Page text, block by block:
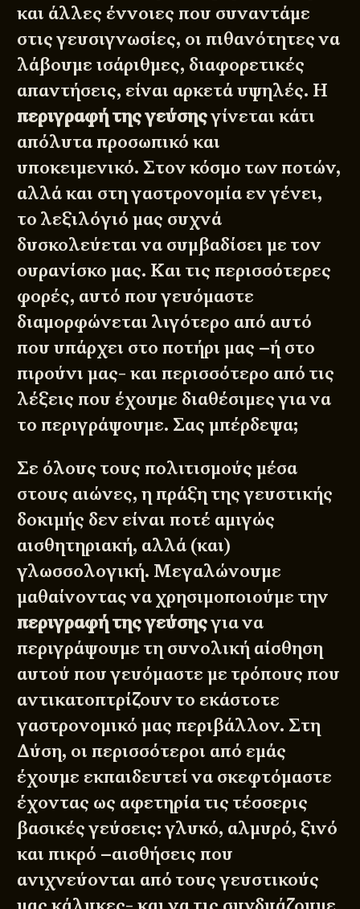
και άλλες έννοιες που συναντάμε
στις γευσιγνωσίες, οι πιθανότητες να
λάβουμε ισάριθμες, διαφορετικές
απαντήσεις, είναι αρκετά υψηλές. Η
περιγραφή της γεύσηςγίνεται κάτι
απόλυτα προσωπικό και
υποκειμενικό. Στον κόσμο των ποτών,
αλλά και στη γαστρονομία εν γένει,
το λεξιλόγιό μας συχνά
δυσκολεύεται να συμβαδίσει με τον
ουρανίσκο μας. Και τις περισσότερες
φορές, αυτό που γευόμαστε
διαμορφώνεται λιγότερο από αυτό
που υπάρχει στο ποτήρι μας –ή στο
πιρούνι μας- και περισσότερο από τις
λέξεις που έχουμε διαθέσιμες για να
το περιγράψουμε. Σας μπέρδεψα;
Σε όλους τους πολιτισμούς μέσα
στους αιώνες, η πράξη της γευστικής
δοκιμής δεν είναι ποτέ αμιγώς
αισθητηριακή, αλλά (και)
γλωσσολογική. Μεγαλώνουμε
μαθαίνοντας να χρησιμοποιούμε την
περιγραφή της γεύσηςγια να
περιγράψουμε τη συνολική αίσθηση
αυτού που γευόμαστε με τρόπους που
αντικατοπτρίζουν το εκάστοτε
γαστρονομικό μας περιβάλλον. Στη
Δύση, οι περισσότεροι από εμάς
έχουμε εκπαιδευτεί να σκεφτόμαστε
έχοντας ως αφετηρία τις τέσσερις
βασικές γεύσεις: γλυκό, αλμυρό, ξινό
και πικρό –αισθήσεις που
ανιχνεύονται από τους γευστικούς